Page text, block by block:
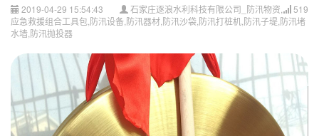
519
2019-04-29 15:54:43
石家庄逐浪水利科技有限公司_防汛物资,
应急救援组合工具包,防汛设备,防汛器材,防汛沙袋,防汛打桩机,防汛子堤,防汛堵
水墙,防汛抛投器